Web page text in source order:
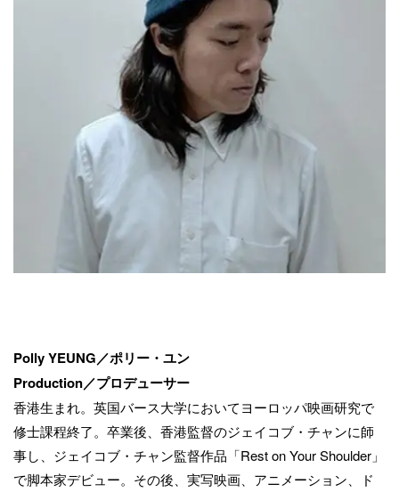
Polly YEUNG／ポリー・ユン
Production／プロデューサー
香港生まれ。英国バース大学においてヨーロッパ映画研究で
修士課程終了。卒業後、香港監督のジェイコブ・チャンに師
事し、ジェイコブ・チャン監督作品「Rest on Your Shoulder」
で脚本家デビュー。その後、実写映画、アニメーション、ド